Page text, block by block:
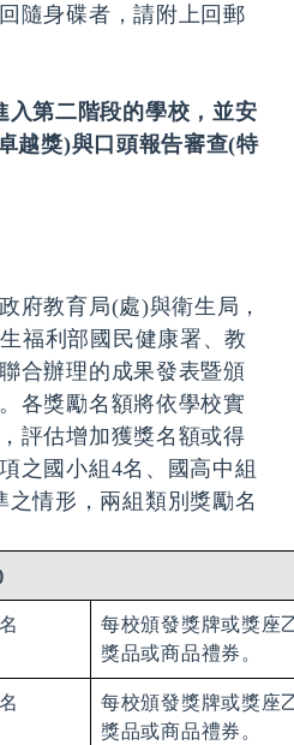
隨身碟者，請附上回郵
入第二階段的學校，並安
越獎)與口頭報告審查(特
府教育局(處)與衛生局，
福利部國民健康署、教
合辦理的成果發表暨頒
各獎勵名額將依學校實
評估增加獲獎名額或得
之國小組4名、國高中組
之情形，兩組類別獎勵名
每校頒發獎牌或獎座
獎品或商品禮券。
每校頒發獎牌或獎座
獎品或商品禮券。